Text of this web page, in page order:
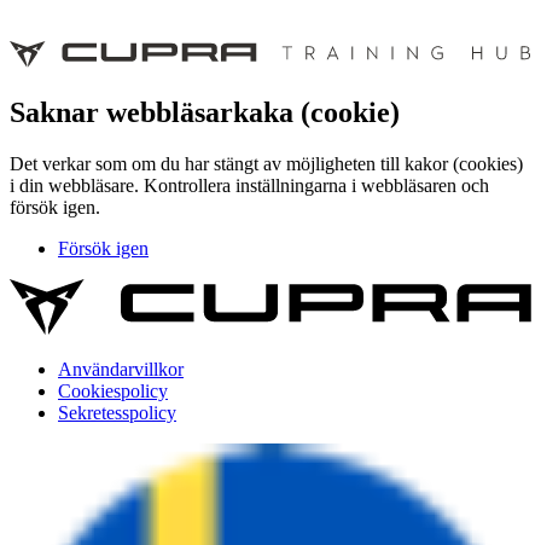
Saknar webbläsarkaka (cookie)
Det verkar som om du har stängt av möjligheten till kakor (cookies)
i din webbläsare. Kontrollera inställningarna i webbläsaren och
försök igen.
Försök igen
Användarvillkor
Cookiespolicy
Sekretesspolicy